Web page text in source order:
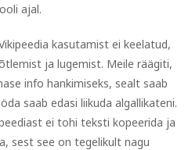
ajal.
kasutamist ei keelatud,
ja lugemist. Meile räägiti,
info hankimiseks, sealt saab
saab edasi liikuda algallikateni.
ei tohi teksti kopeerida ja
sest see on tegelikult nagu